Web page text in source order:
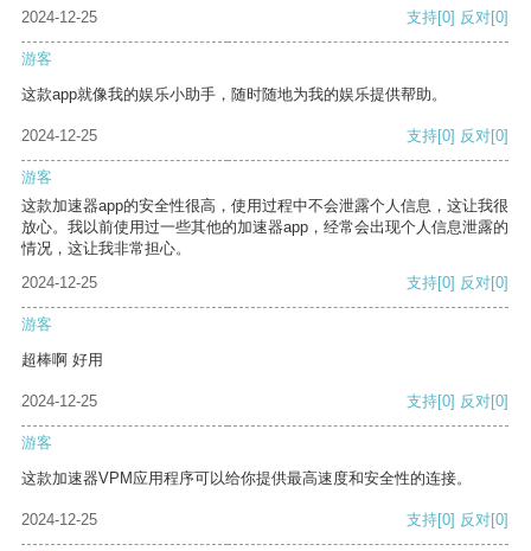
2024-12-25 支持[0] 反对[0]
游客
这款app就像我的娱乐小助手，随时随地为我的娱乐提供帮助。
2024-12-25 支持[0] 反对[0]
游客
这款加速器app的安全性很高，使用过程中不会泄露个人信息，这让我很
放心。我以前使用过一些其他的加速器app，经常会出现个人信息泄露的
情况，这让我非常担心。
2024-12-25
支持[0] 反对[0]
游客
超棒啊 好用
2024-12-25 支持[0] 反对[0]
游客
这款加速器VPM应用程序可以给你提供最高速度和安全性的连接。
2024-12-25 支持[0] 反对[0]